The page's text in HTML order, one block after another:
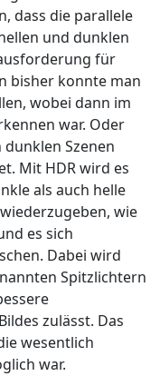
dass die parallele
und dunklen
für
bisher konnte man
wobei dann im
war. Oder
Szenen
Mit HDR wird es
als auch helle
wie
es sich
Dabei wird
Spitzlichtern
zulässt. Das
wesentlich
war.